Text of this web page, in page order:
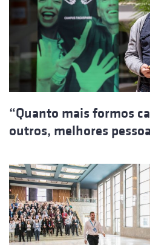
“Quanto mais formos
outros, melhores